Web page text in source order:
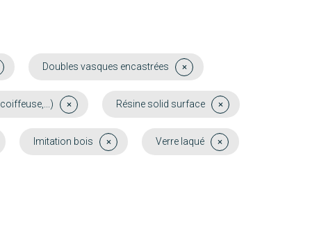
Doubles vasques encastrées
Résine solid surface
Imitation bois Verre laqué